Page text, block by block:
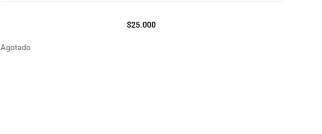
$25.000
Agotado